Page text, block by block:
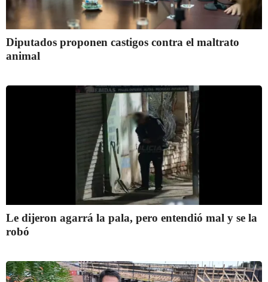
Diputados proponen castigos contra el maltrato
animal
Le dijeron agarrá la pala, pero entendió mal y se la
robó